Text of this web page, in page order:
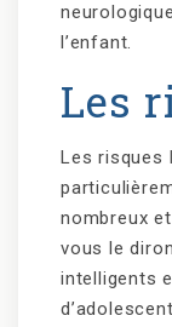
l’enfant.
Les
Les risques
nombreux
vous le
intelligents